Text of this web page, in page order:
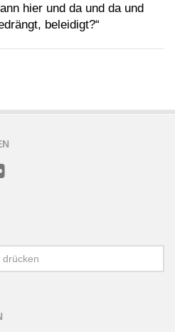
hier und da und da und
beleidigt?“